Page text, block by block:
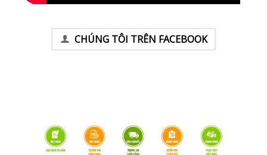
CHÚNG TÔI TRÊN FACEBOOK